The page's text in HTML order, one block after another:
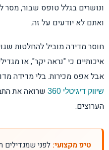
כמה זמן לוקח להטמיע
ונושרים בגלל טופס שבור, מסר
ואתם לא יודעים על זה.
חוסר מדידה מוביל להחלטות
איכותיים כי "נראה יקר", או
אבל אפס מכירות. בלי מדידה
שיווק דיגיטלי 360
שרואה את
הערוצים.
טיפ מקצועי: לפני